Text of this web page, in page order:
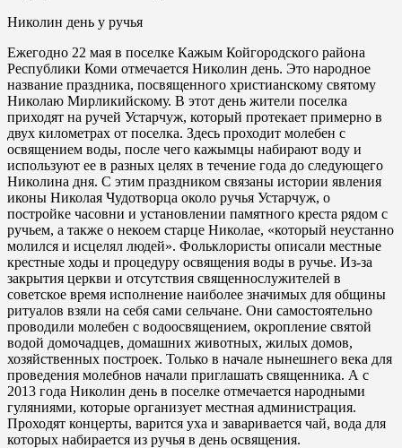
Николин день у ручья
Ежегодно 22 мая в поселке Кажым Койгородского района
Республики Коми отмечается Николин день. Это народное
название праздника, посвященного христианскому святому
Николаю Мирликийскому. В этот день жители поселка
приходят на ручей Устарчуж, который протекает примерно в
двух километрах от поселка. Здесь проходит молебен с
освящением воды, после чего кажымцы набирают воду и
используют ее в разных целях в течение года до следующего
Николина дня. С этим праздником связаны истории явления
иконы Николая Чудотворца около ручья Устарчуж, о
постройке часовни и установлении памятного креста рядом с
ручьем, а также о некоем старце Николае, «который неустанно
молился и исцелял людей». Фольклористы описали местные
крестные ходы и процедуру освящения воды в ручье. Из-за
закрытия церкви и отсутствия священнослужителей в
советское время исполнение наиболее значимых для общины
ритуалов взяли на себя сами сельчане. Они самостоятельно
проводили молебен с водоосвящением, окропление святой
водой домочадцев, домашних животных, жилых домов,
хозяйственных построек. Только в начале нынешнего века для
проведения молебнов начали приглашать священника. А с
2013 года Николин день в поселке отмечается народными
гуляниями, которые организует местная администрация.
Проходят концерты, варится уха и заваривается чай, вода для
которых набирается из ручья в день освящения.